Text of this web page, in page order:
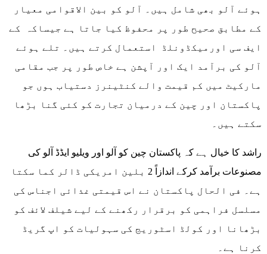
ہوئے آلو بھی شامل ہیں۔ آلو کو بین الاقوامی معیار
کے مطابق صحیح طور پر محفوظ کیا جاتا ہے جیساکہ کے
ایف سی اورمیکڈونلڈ استعمال کرتے ہیں۔ تلے ہوئے
آلو کی برآمد ایک اور آپشن ہے خاص طور پر جب مقامی
مارکیٹ میں کم قیمت والے کنٹینرز دستیاب ہوں جو
پاکستان اور چین کے درمیان تجارت کو کئی گنا بڑھا
سکتے ہیں۔
راشد کا خیال ہے کہ پاکستان چین کو آلو اور ویلیو ایڈڈ آلو کی
مصنوعات برآمد کرکے اندازاً 2 بلین امریکی ڈالر کما سکتا
ہے۔ فی الحال پاکستان نے اس قیمتی غذائی اجناس کی
مسلسل فراہمی کو برقرار رکھنے کے لیے شیلف لائف کو
بڑھانا اور کولڈ اسٹوریج کی سہولیات کو اپ گریڈ
کرنا ہے۔